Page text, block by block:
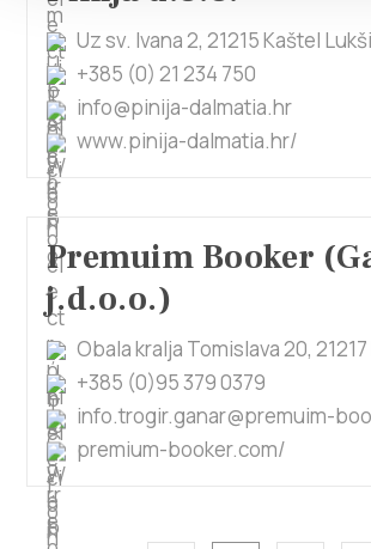
Uz sv. Ivana 2, 21215 Kaštel
+385 (0) 21 234 750
info@pinija-dalmatia.hr
www.pinija-dalmatia.hr/
Premuim Booker
j.d.o.o.)
Obala kralja Tomislava 20,
+385 (0)95 379 0379
info.trogir.ganar@premuim-
premium-booker.com/